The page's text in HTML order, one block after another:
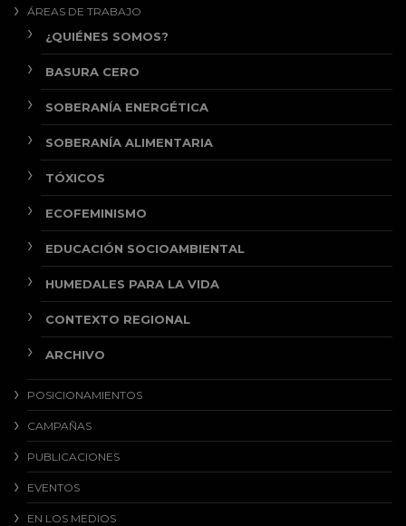
ÁREAS DE TRABAJO
¿QUIÉNES SOMOS?
BASURA CERO
SOBERANÍA ENERGÉTICA
SOBERANÍA ALIMENTARIA
TÓXICOS
ECOFEMINISMO
EDUCACIÓN SOCIOAMBIENTAL
HUMEDALES PARA LA VIDA
CONTEXTO REGIONAL
ARCHIVO
POSICIONAMIENTOS
CAMPAÑAS
PUBLICACIONES
EVENTOS
EN LOS MEDIOS